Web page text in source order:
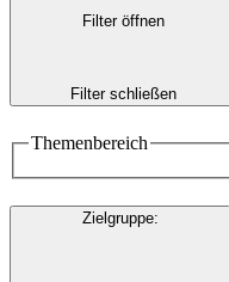
Filter öffnen
Filter schließen
Themenbereich
Zielgruppe: